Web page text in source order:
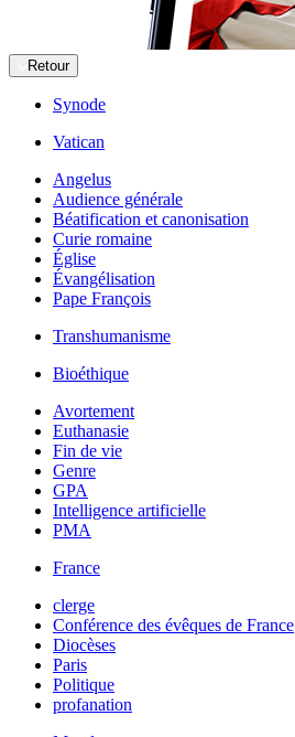
Retour
Synode
Vatican
Angelus
Audience générale
Béatification et canonisation
Curie romaine
Église
Évangélisation
Pape François
Transhumanisme
Bioéthique
Avortement
Euthanasie
Fin de vie
Genre
GPA
Intelligence artificielle
PMA
France
clerge
Conférence des évêques de France
Diocèses
Paris
Politique
profanation